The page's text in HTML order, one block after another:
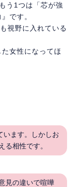
う1つは「芯が強
です。
視野に入れている
女性になってほ
います。しかしお
る相性です。
見の違いで喧嘩